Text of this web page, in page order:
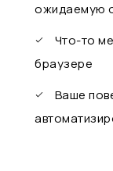
ожидаемую
Что-то
браузере
Ваше